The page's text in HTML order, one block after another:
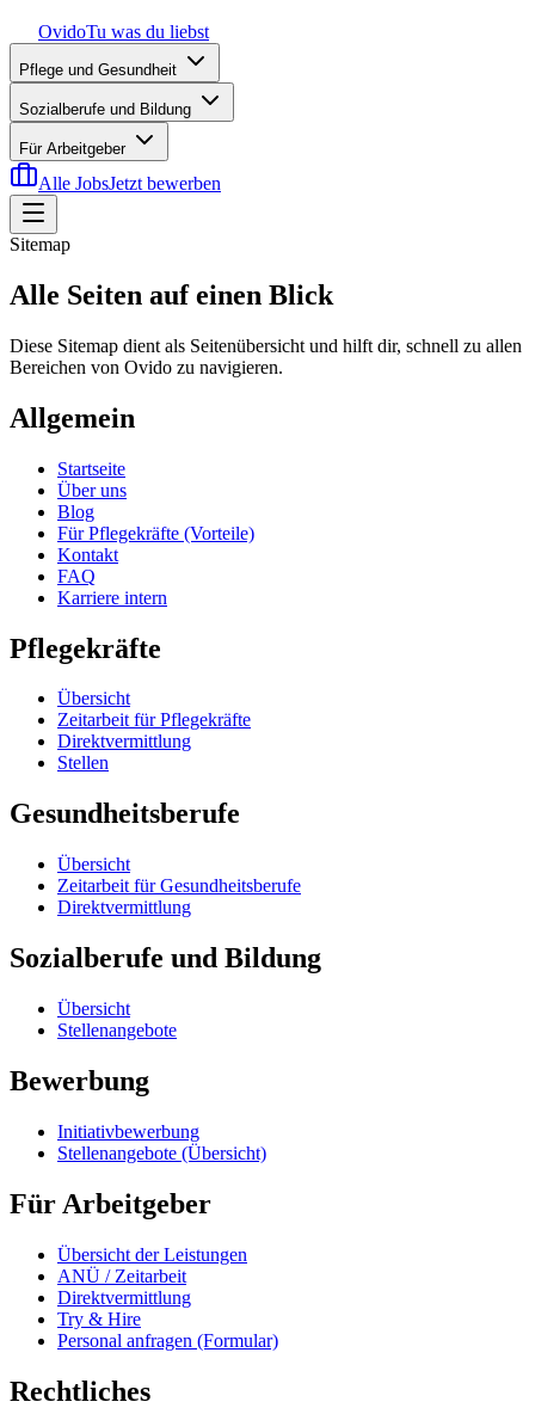
OvidoTu was du liebst
Pflege und Gesundheit
Sozialberufe und Bildung
Für Arbeitgeber
Alle JobsJetzt bewerben
Sitemap
Alle Seiten auf einen Blick
Diese Sitemap dient als Seitenübersicht und hilft dir, schnell zu allen
Bereichen von Ovido zu navigieren.
Allgemein
Startseite
Über uns
Blog
Für Pflegekräfte (Vorteile)
Kontakt
FAQ
Karriere intern
Pflegekräfte
Übersicht
Zeitarbeit für Pflegekräfte
Direktvermittlung
Stellen
Gesundheitsberufe
Übersicht
Zeitarbeit für Gesundheitsberufe
Direktvermittlung
Sozialberufe und Bildung
Übersicht
Stellenangebote
Bewerbung
Initiativbewerbung
Stellenangebote (Übersicht)
Für Arbeitgeber
Übersicht der Leistungen
ANÜ / Zeitarbeit
Direktvermittlung
Try & Hire
Personal anfragen (Formular)
Rechtliches